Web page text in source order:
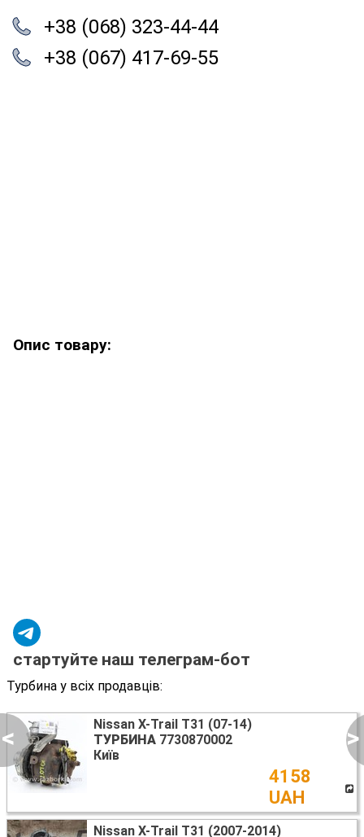
< >
+38 (068) 323-44-44
+38 (067) 417-69-55
Опис товару:
стартуйте наш телеграм-бот
Турбина у всіх продавців:
Nissan X-Trail T31 (07-14)
ТУРБИНА 7730870002
Київ
4158
UAH
Nissan X-Trail T31 (2007-2014)